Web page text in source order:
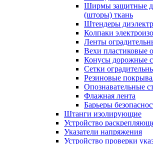
Ширмы защитные
(шторы) ткань
Штендеры
Колпаки
Ленты
Вехи пластиковые
Конусы дорожные
Сетки
Резиновые
Опознавательные
Флажная лента
Барьеры
Штанги изолирующие
Устройство
Указатели напряжения
Устройство проверки